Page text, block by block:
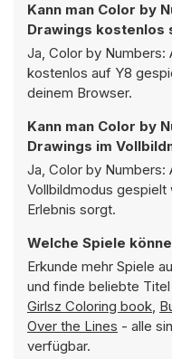
Kann man Color by
Drawings kostenlos
Ja, Color by Numbers:
kostenlos auf Y8
deinem Browser.
Kann man Color by
Drawings im
Ja, Color by Numbers:
Vollbildmodus
Erlebnis sorgt.
Welche Spiele
Erkunde mehr Spiele
und finde beliebte
Girlsz Coloring book,
Over the Lines - alle
verfügbar.